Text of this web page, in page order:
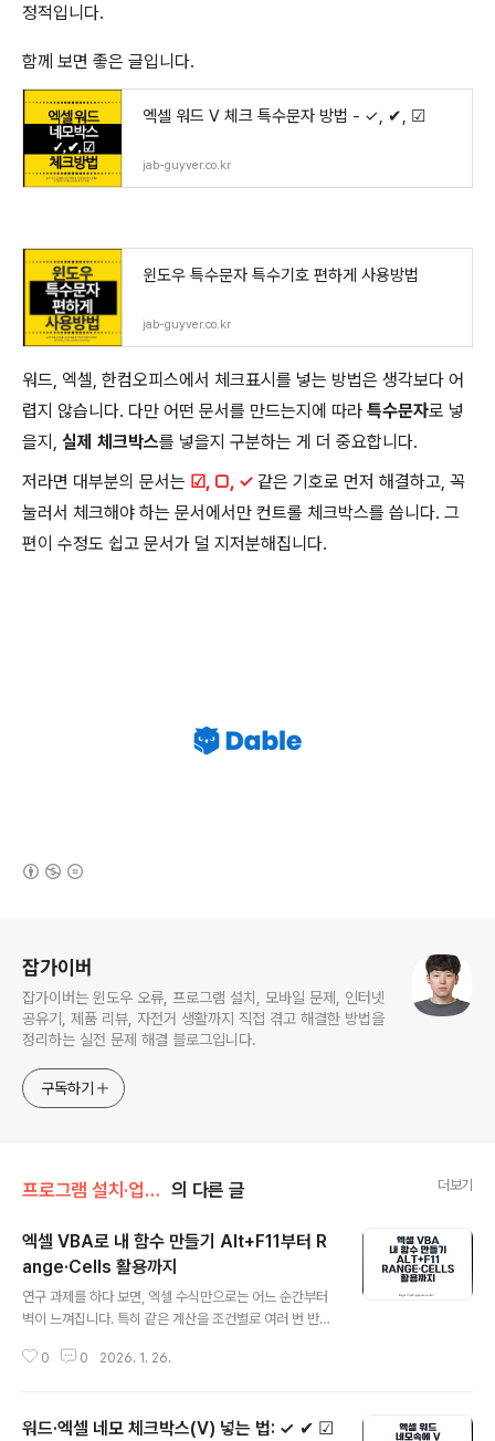
정적입니다.
함께 보면 좋은 글입니다.
엑셀 워드 V 체크 특수문자 방법 - ✓, ✔, ☑
jab-guyver.co.kr
윈도우 특수문자 특수기호 편하게 사용방법
jab-guyver.co.kr
워드, 엑셀, 한컴오피스에서 체크표시를 넣는 방법은 생각보다 어
렵지 않습니다. 다만 어떤 문서를 만드는지에 따라 특수문자로 넣
을지, 실제 체크박스를 넣을지 구분하는 게 더 중요합니다.
저라면 대부분의 문서는 ☑, □, ✓ 같은 기호로 먼저 해결하고, 꼭
눌러서 체크해야 하는 문서에서만 컨트롤 체크박스를 씁니다. 그
편이 수정도 쉽고 문서가 덜 지저분해집니다.
잡가이버
잡가이버는 윈도우 오류, 프로그램 설치, 모바일 문제, 인터넷
공유기, 제품 리뷰, 자전거 생활까지 직접 겪고 해결한 방법을
정리하는 실전 문제 해결 블로그입니다.
구독하기
프로그램 설치·업무툴/엑셀 Excel 의 다른 글 더보기
엑셀 VBA로 내 함수 만들기 Alt+F11부터 R
ange·Cells 활용까지
연구 과제를 하다 보면, 엑셀 수식만으로는 어느 순간부터
벽이 느껴집니다. 특히 같은 계산을 조건별로 여러 번 반복
었습니다. “아, 코드였으면 반복문으로 끝났는데…” 그리고
ons)로 “내가 원하는 계산 로직”을 함수처럼 만들어 워크
0 0 2026. 1. 26.
워드·엑셀 네모 체크박스(V) 넣는 법: ✓ ✔ ☑